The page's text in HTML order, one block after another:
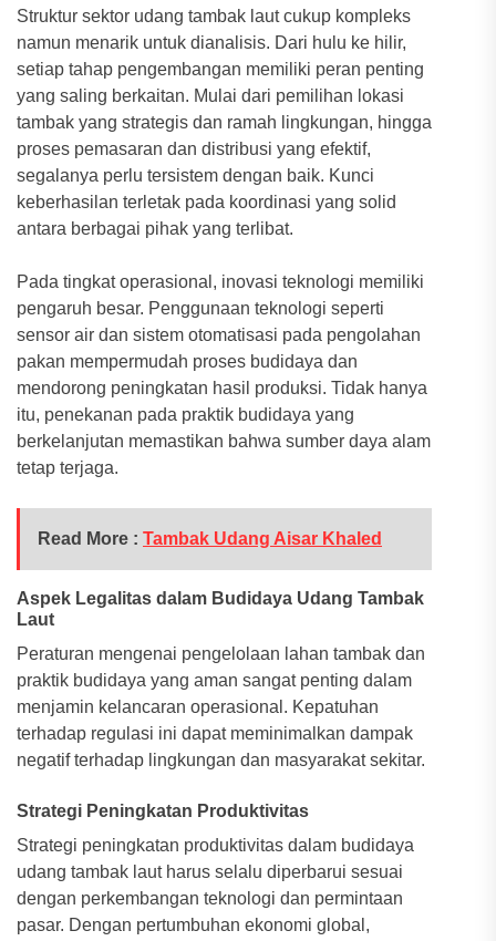
Struktur sektor udang tambak laut cukup kompleks
namun menarik untuk dianalisis. Dari hulu ke hilir,
setiap tahap pengembangan memiliki peran penting
yang saling berkaitan. Mulai dari pemilihan lokasi
tambak yang strategis dan ramah lingkungan, hingga
proses pemasaran dan distribusi yang efektif,
segalanya perlu tersistem dengan baik. Kunci
keberhasilan terletak pada koordinasi yang solid
antara berbagai pihak yang terlibat.
Pada tingkat operasional, inovasi teknologi memiliki
pengaruh besar. Penggunaan teknologi seperti
sensor air dan sistem otomatisasi pada pengolahan
pakan mempermudah proses budidaya dan
mendorong peningkatan hasil produksi. Tidak hanya
itu, penekanan pada praktik budidaya yang
berkelanjutan memastikan bahwa sumber daya alam
tetap terjaga.
Read More : Tambak Udang Aisar Khaled
Aspek Legalitas dalam Budidaya Udang Tambak
Laut
Peraturan mengenai pengelolaan lahan tambak dan
praktik budidaya yang aman sangat penting dalam
menjamin kelancaran operasional. Kepatuhan
terhadap regulasi ini dapat meminimalkan dampak
negatif terhadap lingkungan dan masyarakat sekitar.
Strategi Peningkatan Produktivitas
Strategi peningkatan produktivitas dalam budidaya
udang tambak laut harus selalu diperbarui sesuai
dengan perkembangan teknologi dan permintaan
pasar. Dengan pertumbuhan ekonomi global,